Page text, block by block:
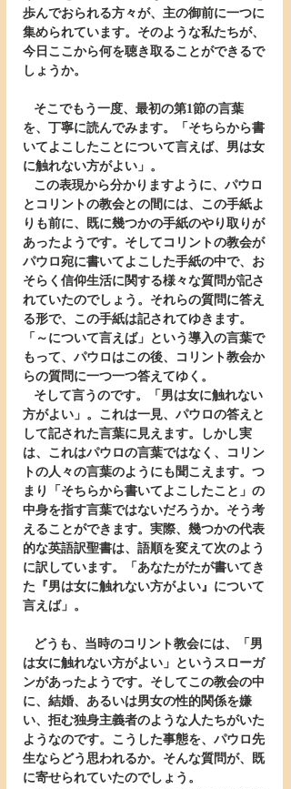
歩んでおられる方々が、主の御前に一つに
集められています。そのような私たちが、
今日ここから何を聴き取ることができるで
しょうか。
を、丁寧に読んでみます。「そちらから書
いてよこしたことについて言えば、男は女
に触れない方がよい」。
とコリントの教会との間には、この手紙よ
りも前に、既に幾つかの手紙のやり取りが
あったようです。そしてコリントの教会が
パウロ宛に書いてよこした手紙の中で、お
そらく信仰生活に関する様々な質問が記さ
れていたのでしょう。それらの質問に答え
る形で、この手紙は記されてゆきます。
「～について言えば」という導入の言葉で
もって、パウロはこの後、コリント教会か
らの質問に一つ一つ答えてゆく。
方がよい」。これは一見、パウロの答えと
して記された言葉に見えます。しかし実
は、これはパウロの言葉ではなく、コリン
トの人々の言葉のようにも聞こえます。つ
まり「そちらから書いてよこしたこと」の
中身を指す言葉ではないだろうか。そう考
えることができます。実際、幾つかの代表
的な英語訳聖書は、語順を変えて次のよう
に訳しています。「あなたがたが書いてき
た『男は女に触れない方がよい』について
言えば」。
は女に触れない方がよい」というスローガ
ンがあったようです。そしてこの教会の中
に、結婚、あるいは男女の性的関係を嫌
い、拒む独身主義者のような人たちがいた
ようなのです。こうした事態を、パウロ先
生ならどう思われるか。そんな質問が、既
に寄せられていたのでしょう。